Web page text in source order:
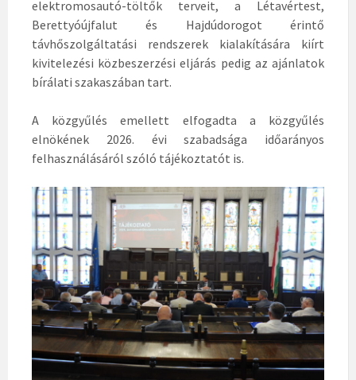
elektromosautó-töltők terveit, a Létavértest,
Berettyóújfalut és Hajdúdorogot érintő
távhőszolgáltatási rendszerek kialakítására kiírt
kivitelezési közbeszerzési eljárás pedig az ajánlatok
bírálati szakaszában tart.
A közgyűlés emellett elfogadta a közgyűlés
elnökének 2026. évi szabadsága időarányos
felhasználásáról szóló tájékoztatót is.